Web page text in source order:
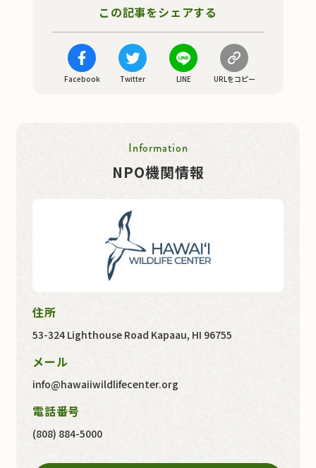
Information
NPO機関情報
住所
53-324 Lighthouse Road Kapaau, HI 96755
メール
info hawaiiwildlifecenter.org
電話番号
(808) 884-5000
この記事をシェアする
Facebook Twitter LINE URLをコピー